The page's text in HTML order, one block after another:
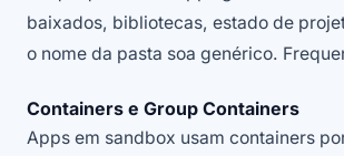
baixados, bibliotecas, estado de
o nome da pasta soa genérico.
Containers e Group Containers
Apps em sandbox usam containers